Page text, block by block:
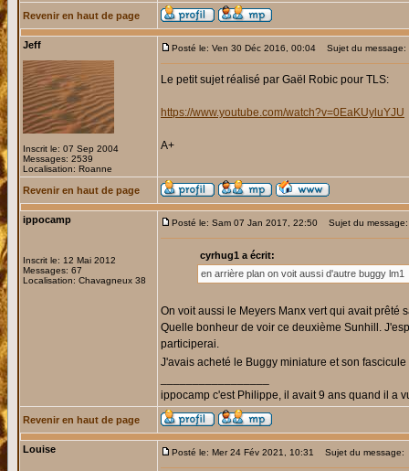
Revenir en haut de page
Jeff
Inscrit le: 07 Sep 2004
Messages: 2539
Localisation: Roanne
Posté le: Ven 30 Déc 2016, 00:04 Sujet du message:
Le petit sujet réalisé par Gaël Robic pour TLS:
https://www.youtube.com/watch?v=0EaKUyluYJU
A+
Revenir en haut de page
ippocamp
Inscrit le: 12 Mai 2012
Messages: 67
Localisation: Chavagneux 38
Posté le: Sam 07 Jan 2017, 22:50 Sujet du message:
cyrhug1 a écrit:
en arrière plan on voit aussi d'autre buggy lm1
On voit aussi le Meyers Manx vert qui avait prêté
Quelle bonheur de voir ce deuxième Sunhill.
participerai.
J'avais acheté le Buggy miniature et son
ippocamp c'est Philippe, il avait 9 ans quand il a
Revenir en haut de page
Louise Posté le: Mer 24 Fév 2021, 10:31 Sujet du message: